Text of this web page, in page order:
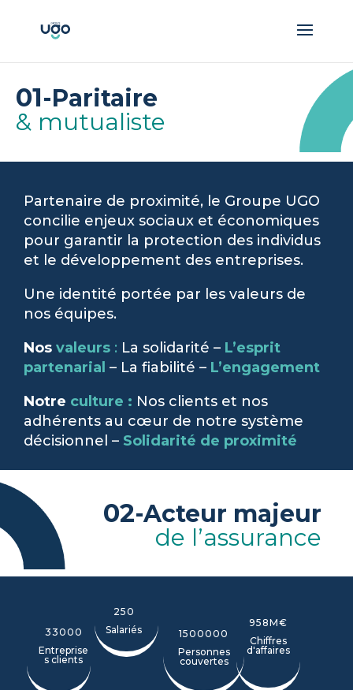
01-Paritaire
& mutualiste
Partenaire de proximité, le Groupe UGO
concilie enjeux sociaux et économiques
pour garantir la protection des individus
et le développement des entreprises.
Une identité portée par les valeurs de
nos équipes.
Nos valeurs : La solidarité – L’esprit
partenarial – La fiabilité – L’engagement
Notre culture : Nos clients et nos
adhérents au cœur de notre système
décisionnel – Solidarité de proximité
02-Acteur majeur
de l’assurance
33000
Entreprise
s clients
1500000
Personnes
couvertes
958M€
Chiffres
d'affaires
250
Salariés